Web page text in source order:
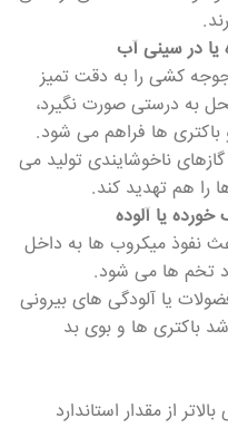
یا در سینی آب
کشی را به دقت تمیز
به درستی صورت نگیرد،
ها فراهم می شود.
ناخوشایندی تولید می
هم تهدید کند.
یا آلوده
نفوذ میکروب ها به داخل
تخم ها می شود.
یا آلودگی های بیرونی
باکتری ها و بوی بد
از مقدار استاندارد